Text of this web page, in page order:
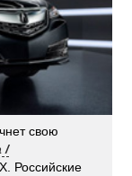
свою
/
Российские